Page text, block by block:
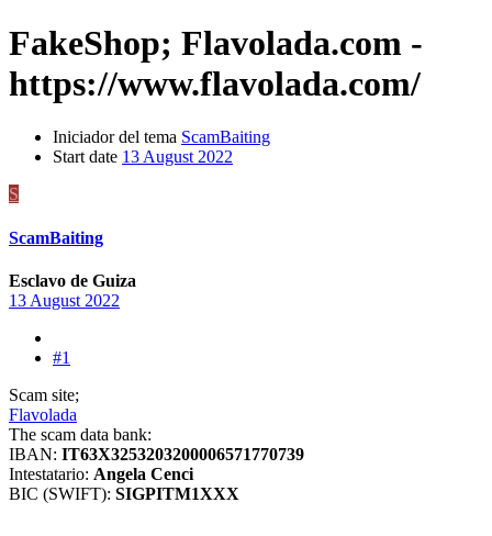
FakeShop; Flavolada.com -
https://www.flavolada.com/
Iniciador del tema ScamBaiting
Start date 13 August 2022
S
ScamBaiting
Esclavo de Guiza
13 August 2022
#1
Scam site;
Flavolada
The scam data bank:
IBAN: IT63X3253203200006571770739
Intestatario: Angela Cenci
BIC (SWIFT): SIGPITM1XXX